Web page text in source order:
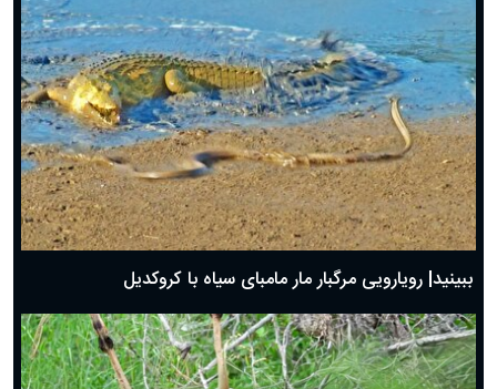
ببینید| رویارویی مرگبار مار مامبای سیاه با کروکدیل